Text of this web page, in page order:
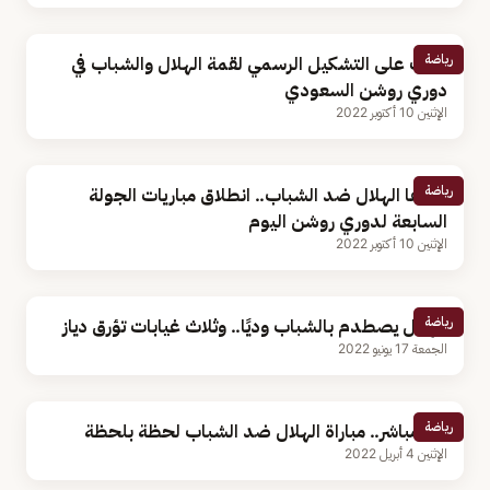
رياضة
تعرف على التشكيل الرسمي لقمة الهلال والشباب في
دوري روشن السعودي
الإثنين 10 أكتوبر 2022
رياضة
أبرزها الهلال ضد الشباب.. انطلاق مباريات الجولة
السابعة لدوري روشن اليوم
الإثنين 10 أكتوبر 2022
رياضة
الهلال يصطدم بالشباب وديًا.. وثلاث غيابات تؤرق دياز
الجمعة 17 يونيو 2022
رياضة
بث مباشر.. مباراة الهلال ضد الشباب لحظة بلحظة
الإثنين 4 أبريل 2022